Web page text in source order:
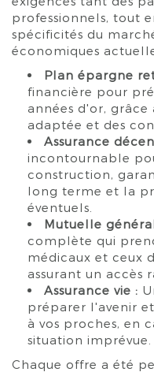
professionnels, tout
spécificités du
économiques
Plan épargne
financière pour
années d'or,
adaptée et des
Assurance
incontournable
construction,
long terme et la
éventuels.
Mutuelle
complète qui
médicaux et ceux
assurant un accès
Assurance vie :
préparer l'avenir
à vos proches, en
situation imprévue.
Chaque offre a été